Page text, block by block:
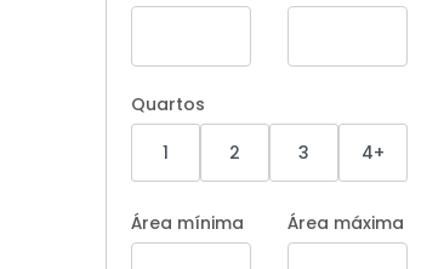
Quartos
1
2 3 4+
Área mínima Área máxima